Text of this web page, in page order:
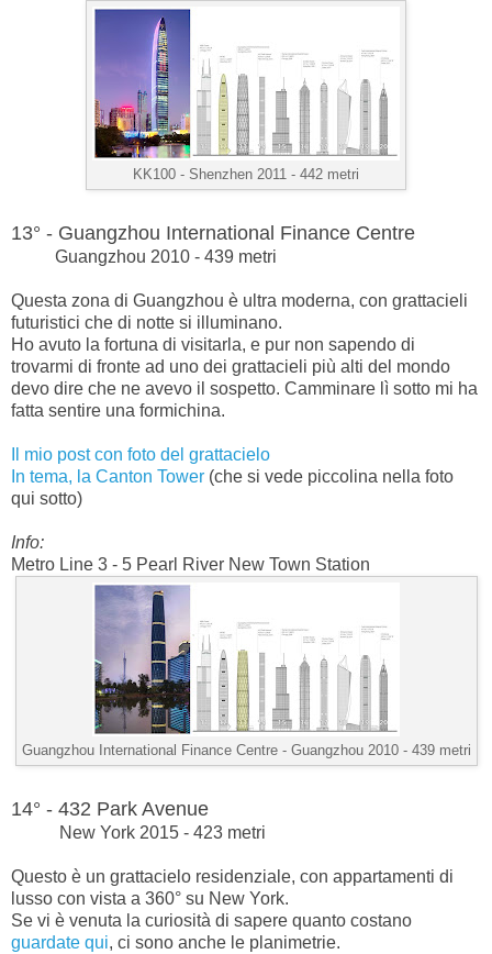
KK100 - Shenzhen 2011 - 442 metri
13° - Guangzhou International Finance Centre
Guangzhou 2010 - 439 metri
Questa zona di Guangzhou è ultra moderna, con grattacieli
futuristici che di notte si illuminano.
Ho avuto la fortuna di visitarla, e pur non sapendo di
trovarmi di fronte ad uno dei grattacieli più alti del mondo
devo dire che ne avevo il sospetto. Camminare lì sotto mi ha
fatta sentire una formichina.
Il mio post con foto del grattacielo
In tema, la Canton Tower (che si vede piccolina nella foto
qui sotto)
Info:
Metro Line 3 - 5 Pearl River New Town Station
Guangzhou International Finance Centre - Guangzhou 2010 - 439 metri
14° - 432 Park Avenue
New York 2015 - 423 metri
Questo è un grattacielo residenziale, con appartamenti di
lusso con vista a 360° su New York.
Se vi è venuta la curiosità di sapere quanto costano
guardate qui, ci sono anche le planimetrie.